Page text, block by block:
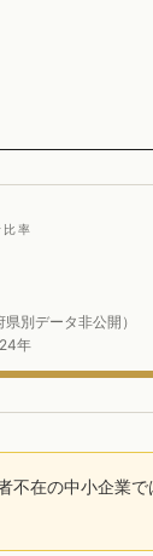
率
別データ非公開）
年
不在の中小企業